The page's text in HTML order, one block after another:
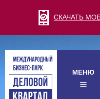
СКАЧАТЬ
МЕНЮ